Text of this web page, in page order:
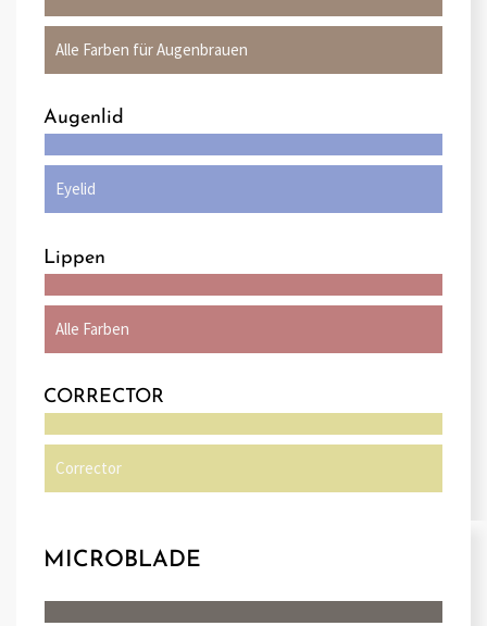
Alle Farben für Augenbrauen
Augenlid
Eyelid
Lippen
Alle Farben
CORRECTOR
Corrector
MICROBLADE